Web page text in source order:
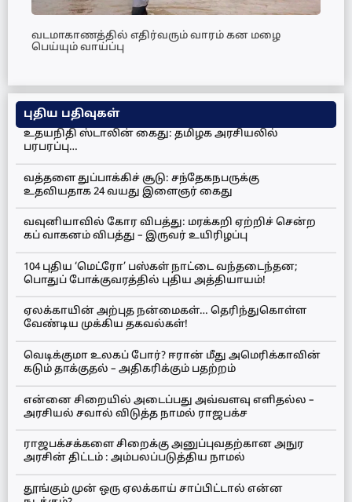
வடமாகாணத்தில் எதிர்வரும் வாரம் கன மழை
பெய்யும் வாய்ப்பு
புதிய பதிவுகள்
உதயநிதி ஸ்டாலின் கைது: தமிழக அரசியலில்
பரபரப்பு…
வத்தளை துப்பாக்கிச் சூடு: சந்தேகநபருக்கு
உதவியதாக 24 வயது இளைஞர் கைது
வவுனியாவில் கோர விபத்து: மரக்கறி ஏற்றிச் சென்ற
கப் வாகனம் விபத்து – இருவர் உயிரிழப்பு
104 புதிய ‘மெட்ரோ’ பஸ்கள் நாட்டை வந்தடைந்தன;
பொதுப் போக்குவரத்தில் புதிய அத்தியாயம்!
ஏலக்காயின் அற்புத நன்மைகள்… தெரிந்துகொள்ள
வேண்டிய முக்கிய தகவல்கள்!
வெடிக்குமா உலகப் போர்? ஈரான் மீது அமெரிக்காவின்
கடும் தாக்குதல் – அதிகரிக்கும் பதற்றம்
என்னை சிறையில் அடைப்பது அவ்வளவு எளிதல்ல –
அரசியல் சவால் விடுத்த நாமல் ராஜபக்ச
ராஜபக்சக்களை சிறைக்கு அனுப்புவதற்கான அநுர
அரசின் திட்டம் : அம்பலப்படுத்திய நாமல்
தூங்கும் முன் ஒரு ஏலக்காய் சாப்பிட்டால் என்ன